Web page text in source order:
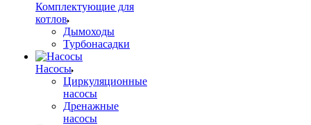
Комплектующие для
котлов
Дымоходы
Турбонасадки
Насосы
Циркуляционные
насосы
Дренажные
насосы